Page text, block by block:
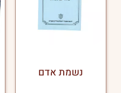
נשמת אדם
לבחור
את